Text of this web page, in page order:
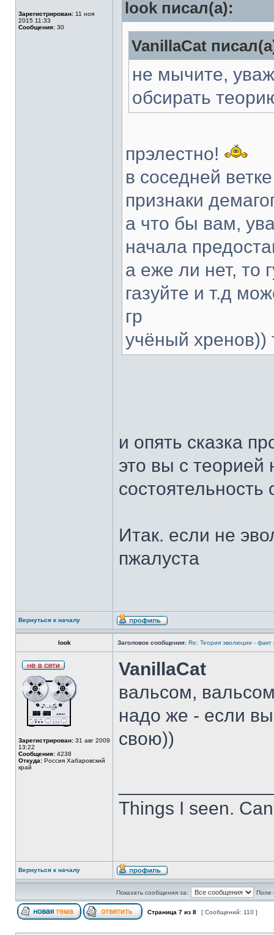
Зарегистрирован: 11 ноя
2015 11:33
Сообщения: 30
look писал(а):
VanillaCat
не мычите,
обсирать
прэлестно!
в соседней
признаки
а что бы вам,
начала
а еже ли нет, то
газуйте и т.д
гр
учёный хренов))
и опять сказка
это вы с теорией
Итак. если не
пжалуста
Вернуться к началу
look Заголовок сообщения: Re: Теория эволюции -
Зарегистрирован: 31 авг 2009
13:22
Сообщения: 4238
Откуда: Россия Хабаровский
край
VanillaCat
вальсом,
надо же - если
свою))
Things I seen.
Вернуться к началу
Показать сообщения за: Поле
Страница 7 из 8 [ Сообщений: 110 ]